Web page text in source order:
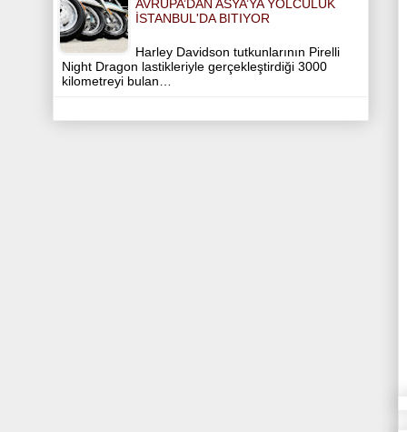
AVRUPA’DAN ASYA’YA YOLCULUK
İSTANBUL'DA BITIYOR
Harley Davidson tutkunlarının Pirelli
Night Dragon lastikleriyle gerçekleştirdiği 3000
kilometreyi bulan…